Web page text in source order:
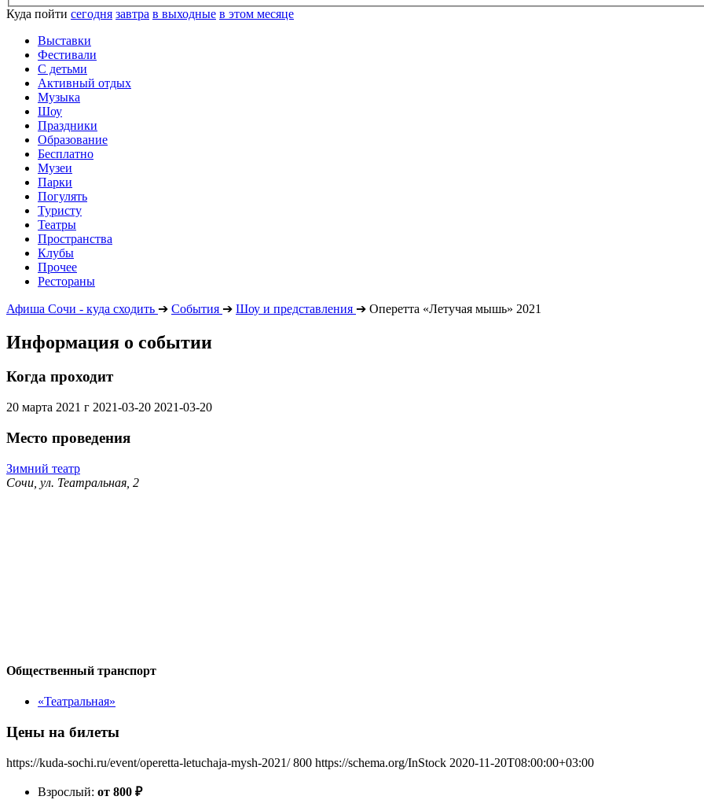
Куда пойти сегодня завтра в выходные в этом месяце
Выставки
Фестивали
С детьми
Активный отдых
Музыка
Шоу
Праздники
Образование
Бесплатно
Музеи
Парки
Погулять
Туристу
Театры
Пространства
Клубы
Прочее
Рестораны
Афиша Сочи - куда сходить ➔ События ➔ Шоу и представления ➔ Оперетта «Летучая мышь» 2021
Информация о событии
Когда проходит
20 марта 2021 г 2021-03-20 2021-03-20
Место проведения
Зимний театр
Сочи, ул. Театральная, 2
Общественный транспорт
«Театральная»
Цены на билеты
https://kuda-sochi.ru/event/operetta-letuchaja-mysh-2021/ 800 https://schema.org/InStock 2020-11-20T08:00:00+03:00
Взрослый: от 800 ₽